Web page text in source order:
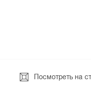
Посмотреть на